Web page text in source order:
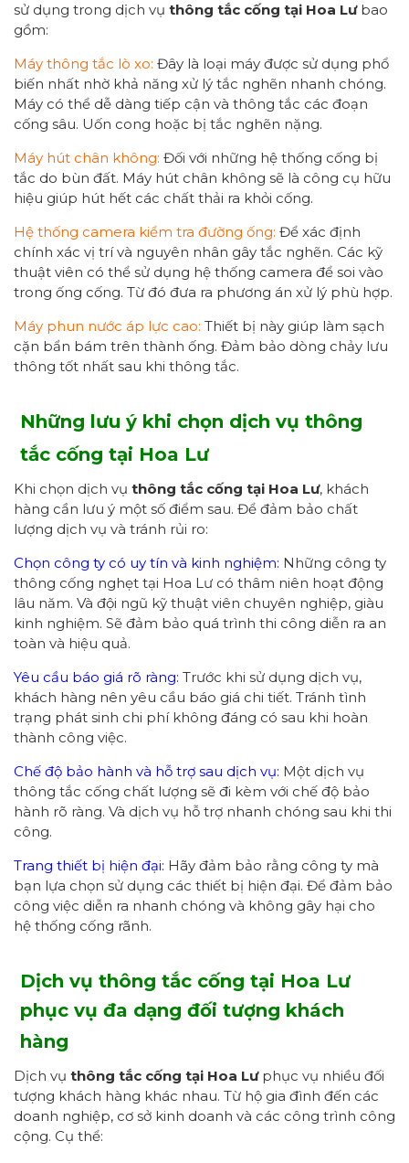
sử dụng trong dịch vụ thông tắc cống tại Hoa Lưbao
gồm:
Máy thông tắc lò xo: Đây là loại máy được sử dụng phổ
biến nhất nhờ khả năng xử lý tắc nghẽn nhanh chóng.
Máy có thể dễ dàng tiếp cận và thông tắc các đoạn
cống sâu. Uốn cong hoặc bị tắc nghẽn nặng.
Máy hút chân không: Đối với những hệ thống cống bị
tắc do bùn đất. Máy hút chân không sẽ là công cụ hữu
hiệu giúp hút hết các chất thải ra khỏi cống.
Hệ thống camera kiểm tra đường ống: Để xác định
chính xác vị trí và nguyên nhân gây tắc nghẽn. Các kỹ
thuật viên có thể sử dụng hệ thống camera để soi vào
trong ống cống. Từ đó đưa ra phương án xử lý phù hợp.
Máy phun nước áp lực cao: Thiết bị này giúp làm sạch
cặn bẩn bám trên thành ống. Đảm bảo dòng chảy lưu
thông tốt nhất sau khi thông tắc.
Những lưu ý khi chọn dịch vụ thông
tắc cống tại Hoa Lư
Khi chọn dịch vụ thông tắc cống tại Hoa Lư, khách
hàng cần lưu ý một số điểm sau. Để đảm bảo chất
lượng dịch vụ và tránh rủi ro:
Chọn công ty có uy tín và kinh nghiệm: Những công ty
thông cống nghẹt tại Hoa Lư có thâm niên hoạt động
lâu năm. Và đội ngũ kỹ thuật viên chuyên nghiệp, giàu
kinh nghiệm. Sẽ đảm bảo quá trình thi công diễn ra an
toàn và hiệu quả.
Yêu cầu báo giá rõ ràng: Trước khi sử dụng dịch vụ,
khách hàng nên yêu cầu báo giá chi tiết. Tránh tình
trạng phát sinh chi phí không đáng có sau khi hoàn
thành công việc.
Chế độ bảo hành và hỗ trợ sau dịch vụ: Một dịch vụ
thông tắc cống chất lượng sẽ đi kèm với chế độ bảo
hành rõ ràng. Và dịch vụ hỗ trợ nhanh chóng sau khi thi
công.
Trang thiết bị hiện đại: Hãy đảm bảo rằng công ty mà
bạn lựa chọn sử dụng các thiết bị hiện đại. Để đảm bảo
công việc diễn ra nhanh chóng và không gây hại cho
hệ thống cống rãnh.
Dịch vụ thông tắc cống tại Hoa Lư
phục vụ đa dạng đối tượng khách
hàng
Dịch vụ thông tắc cống tại Hoa Lưphục vụ nhiều đối
tượng khách hàng khác nhau. Từ hộ gia đình đến các
doanh nghiệp, cơ sở kinh doanh và các công trình công
cộng. Cụ thể: